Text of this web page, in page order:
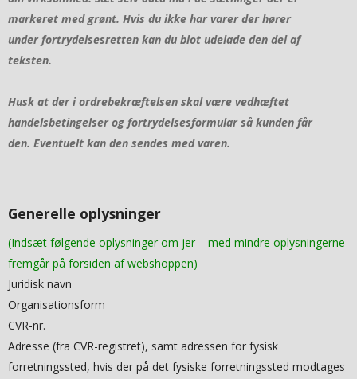
markeret med grønt. Hvis du ikke har varer der hører
under fortrydelsesretten kan du blot udelade den del af
teksten.
Husk at der i ordrebekræftelsen skal være vedhæftet
handelsbetingelser og fortrydelsesformular så kunden får
den. Eventuelt kan den sendes med varen.
Generelle oplysninger
(Indsæt følgende oplysninger om jer – med mindre oplysningerne
fremgår på forsiden af webshoppen)
Juridisk navn
Organisationsform
CVR-nr.
Adresse (fra CVR-registret), samt adressen for fysisk
forretningssted, hvis der på det fysiske forretningssted modtages